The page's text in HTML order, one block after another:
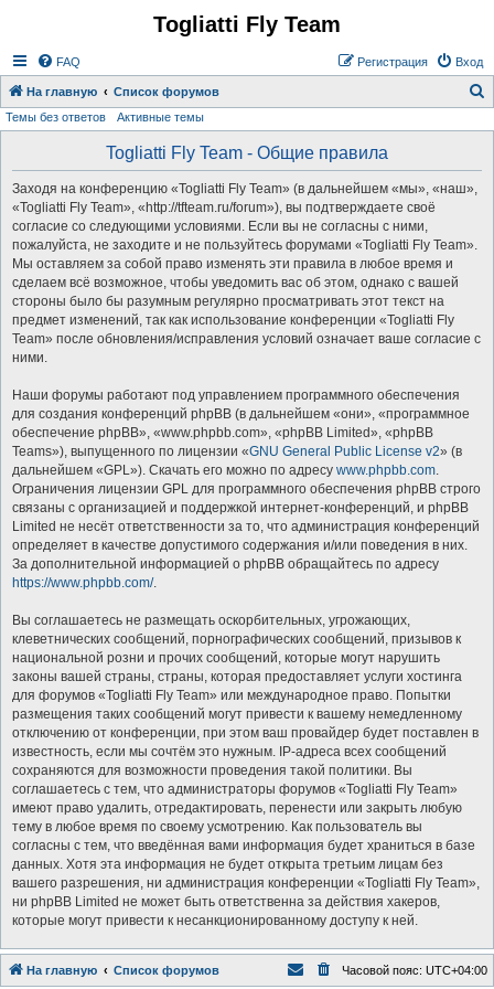
Togliatti Fly Team
FAQ Вход
Регистрация
На главную Список форумов
Темы без ответов Активные темы
Togliatti Fly Team - Общие правила
Заходя на конференцию «Togliatti Fly Team» (в дальнейшем «мы», «наш»,
«Togliatti Fly Team», «http://tfteam.ru/forum»), вы подтверждаете своё
согласие со следующими условиями. Если вы не согласны с ними,
пожалуйста, не заходите и не пользуйтесь форумами «Togliatti Fly Team».
Мы оставляем за собой право изменять эти правила в любое время и
сделаем всё возможное, чтобы уведомить вас об этом, однако с вашей
стороны было бы разумным регулярно просматривать этот текст на
предмет изменений, так как использование конференции «Togliatti Fly
Team» после обновления/исправления условий означает ваше согласие с
ними.
Наши форумы работают под управлением программного обеспечения
для создания конференций phpBB (в дальнейшем «они», «программное
обеспечение phpBB», «www.phpbb.com», «phpBB Limited», «phpBB
Teams»), выпущенного по лицензии «GNU General Public License v2» (в
дальнейшем «GPL»). Скачать его можно по адресу www.phpbb.com.
Ограничения лицензии GPL для программного обеспечения phpBB строго
связаны с организацией и поддержкой интернет-конференций, и phpBB
Limited не несёт ответственности за то, что администрация конференций
определяет в качестве допустимого содержания и/или поведения в них.
За дополнительной информацией о phpBB обращайтесь по адресу
https://www.phpbb.com/.
Вы соглашаетесь не размещать оскорбительных, угрожающих,
клеветнических сообщений, порнографических сообщений, призывов к
национальной розни и прочих сообщений, которые могут нарушить
законы вашей страны, страны, которая предоставляет услуги хостинга
для форумов «Togliatti Fly Team» или международное право. Попытки
размещения таких сообщений могут привести к вашему немедленному
отключению от конференции, при этом ваш провайдер будет поставлен в
известность, если мы сочтём это нужным. IP-адреса всех сообщений
сохраняются для возможности проведения такой политики. Вы
соглашаетесь с тем, что администраторы форумов «Togliatti Fly Team»
имеют право удалить, отредактировать, перенести или закрыть любую
тему в любое время по своему усмотрению. Как пользователь вы
согласны с тем, что введённая вами информация будет храниться в базе
данных. Хотя эта информация не будет открыта третьим лицам без
вашего разрешения, ни администрация конференции «Togliatti Fly Team»,
ни phpBB Limited не может быть ответственна за действия хакеров,
которые могут привести к несанкционированному доступу к ней.
На главную Список форумов Часовой пояс: UTC+04:00